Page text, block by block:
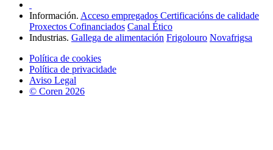
Información. Acceso empregados Certificacións de calidade
Proxectos Cofinanciados Canal Ético
Industrias. Gallega de alimentación Frigolouro Novafrigsa
Política de cookies
Política de privacidade
Aviso Legal
© Coren 2026